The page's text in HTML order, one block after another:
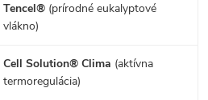
Tencel® (prírodné eukalyptové
vlákno)
Cell Solution® Clima (aktívna
termoregulácia)